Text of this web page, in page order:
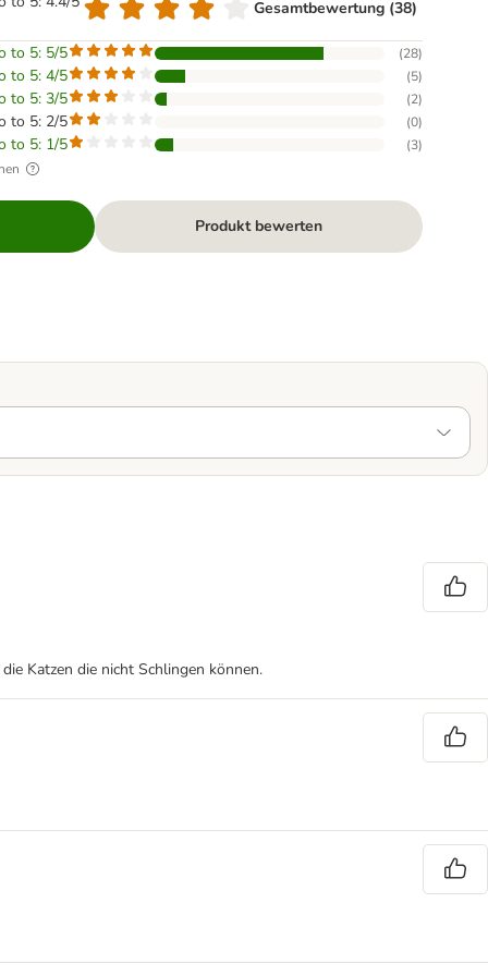
Gesamtbewertung (38)
to 5: 5/5 (28)
to 5: 4/5 (5)
to 5: 3/5 (2)
to 5: 2/5 (0)
to 5: 1/5 (3)
Produkt bewerten
Katzen die nicht Schlingen können.